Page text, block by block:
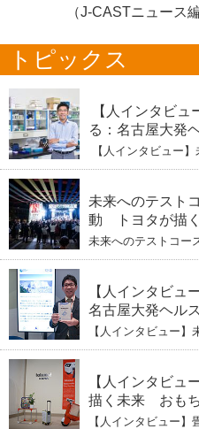
（J-CASTニュース
トピックス
【人インタビュ
る：名古屋大発
締役社長・瀧本
ぶし」を着実に
【人インタビュー
発ヘルスケアシス
挑むヘルスケア標準
未来へのテスト
動 トヨタが描
未来へのテストコー
が描く都市とモビリ
【人インタビュ
名古屋大発ヘル
社長・瀧本陽
【人インタビュー】
ヘルスケアシステ
【人インタビュ
描く未来 おも
式会社ICOMA
【人インタビュー